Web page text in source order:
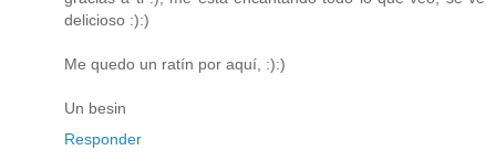
delicioso :):)
Me quedo un ratín por aquí, :):)
Un besin
Responder